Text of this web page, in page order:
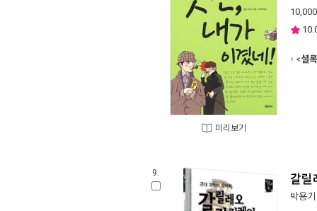
미리보기
10,000
<셜
9. 갈릴
박용기